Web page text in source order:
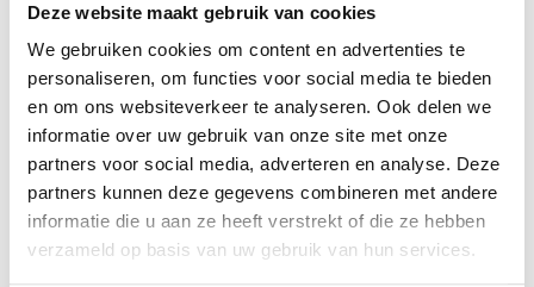
Deze website maakt gebruik van cookies
We gebruiken cookies om content en advertenties te
personaliseren, om functies voor social media te bieden
en om ons websiteverkeer te analyseren. Ook delen we
informatie over uw gebruik van onze site met onze
partners voor social media, adverteren en analyse. Deze
partners kunnen deze gegevens combineren met andere
informatie die u aan ze heeft verstrekt of die ze hebben
verzameld op basis van uw gebruik van hun services.
Op de hoogte blijven?
Schrijf je in voor ons magazine en ontvang onze
laatste verhalen en ontwikkelingen.
Leave this field blank